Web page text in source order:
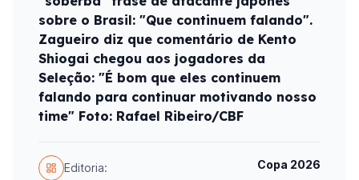
sobre o Brasil: "Que continuem falando".
Zagueiro diz que comentário de Kento
Shiogai chegou aos jogadores da
Seleção: "É bom que eles continuem
falando para continuar motivando nosso
time" Foto: Rafael Ribeiro/CBF
Editoria: Copa 2026